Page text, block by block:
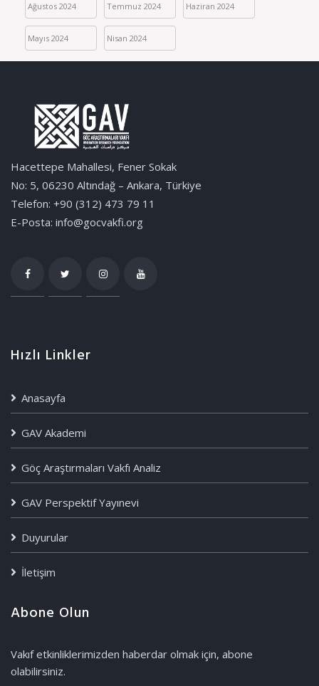
Ağustos 2024 Temmuz 2024 Haziran 2024
Mayıs 2024 Nisan 2024
Hacettepe Mahallesi, Fener Sokak
No: 5, 06230 Altındağ – Ankara, Türkiye
Telefon: +90 (312) 473 79 11
E-Posta: info@gocvakfi.org
Hızlı Linkler
Anasayfa
GAV Akademi
Göç Araştırmaları Vakfı Analiz
GAV Perspektif Yayınevi
Duyurular
İletişim
Abone Olun
Vakıf etkinliklerimizden haberdar olmak için, abone
olabilirsiniz.